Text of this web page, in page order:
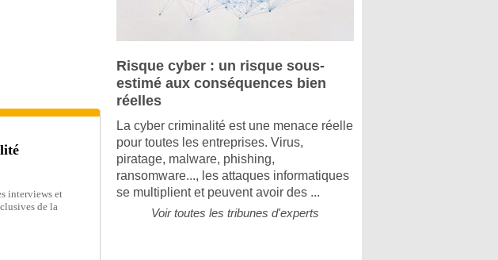
interviews et
de la
Risque cyber : un risque sous-
estimé aux conséquences bien
réelles
La cyber criminalité est une menace réelle
pour toutes les entreprises. Virus,
piratage, malware, phishing,
ransomware..., les attaques informatiques
se multiplient et peuvent avoir des ...
Voir toutes les tribunes d'experts